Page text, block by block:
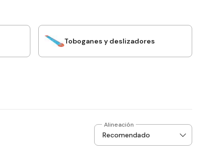
Toboganes y deslizadores
Alineación